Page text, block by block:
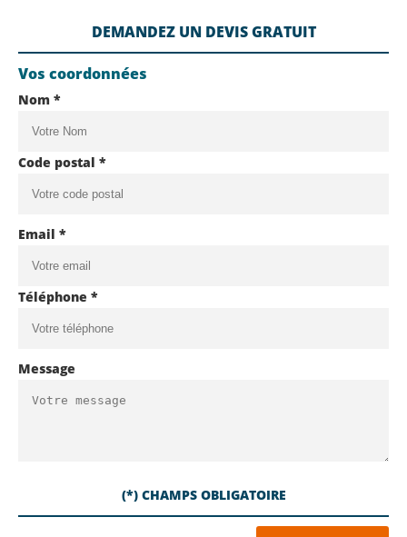
DEMANDEZ UN DEVIS GRATUIT
Vos coordonnées
Nom *
Code postal *
Email *
Téléphone *
Message
(*) CHAMPS OBLIGATOIRE